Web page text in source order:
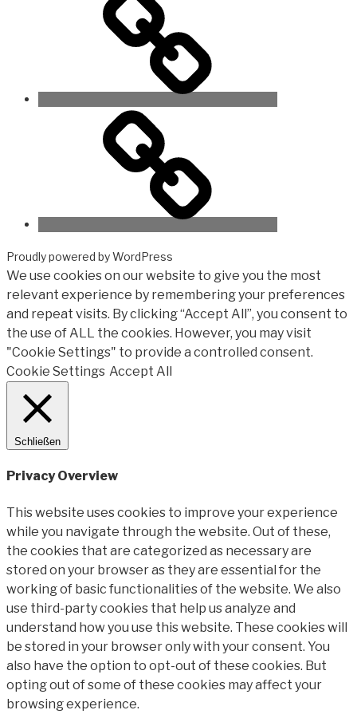
Proudly powered by WordPress
We use cookies on our website to give you the most
relevant experience by remembering your preferences
and repeat visits. By clicking “Accept All”, you consent to
the use of ALL the cookies. However, you may visit
"Cookie Settings" to provide a controlled consent.
Cookie Settings Accept All
Schließen
Privacy Overview
This website uses cookies to improve your experience
while you navigate through the website. Out of these,
the cookies that are categorized as necessary are
stored on your browser as they are essential for the
working of basic functionalities of the website. We also
use third-party cookies that help us analyze and
understand how you use this website. These cookies will
be stored in your browser only with your consent. You
also have the option to opt-out of these cookies. But
opting out of some of these cookies may affect your
browsing experience.